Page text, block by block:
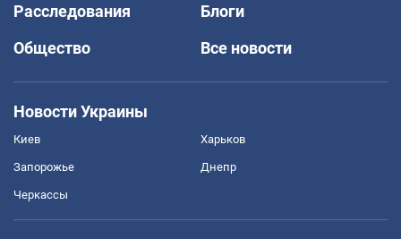
Расследования
Блоги
Общество
Все новости
Новости Украины
Киев Харьков
Запорожье Днепр
Черкассы